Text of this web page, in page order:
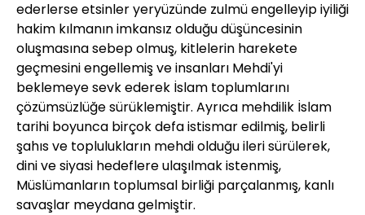
ederlerse etsinler yeryüzünde zulmü engelleyip iyiliği
hakim kılmanın imkansız olduğu düşüncesinin
oluşmasına sebep olmuş, kitlelerin harekete
geçmesini engellemiş ve insanları Mehdi'yi
beklemeye sevk ederek İslam toplumlarını
çözümsüzlüğe sürüklemiştir. Ayrıca mehdilik İslam
tarihi boyunca birçok defa istismar edilmiş, belirli
şahıs ve toplulukların mehdi olduğu ileri sürülerek,
dini ve siyasi hedeflere ulaşılmak istenmiş,
Müslümanların toplumsal birliği parçalanmış, kanlı
savaşlar meydana gelmiştir.